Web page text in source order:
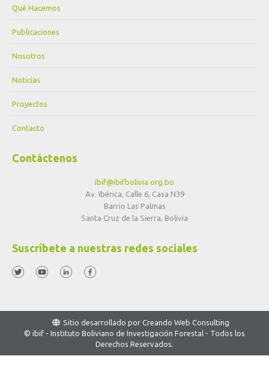
Qué Hacemos
Publicaciones
Nosotros
Noticias
Proyectos
Contacto
Contáctenos
ibif@ibifbolivia.org.bo
Av. Ibérica, Calle 6, Casa N39
Barrio Las Palmas
Santa Cruz de la Sierra, Bolivia
Suscríbete a nuestras redes sociales
Sitio desarrollado por Creando Web Consulting
© ibif - Instituto Boliviano de Investigación Forestal - Todos los
Derechos Reservados.